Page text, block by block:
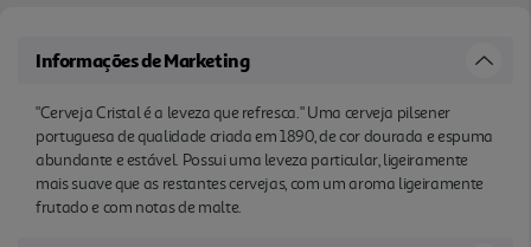
Informações de Marketing
"Cerveja Cristal é a leveza que refresca." Uma cerveja pilsener
portuguesa de qualidade criada em 1890, de cor dourada e espuma
abundante e estável. Possui uma leveza particular, ligeiramente
mais suave que as restantes cervejas, com um aroma ligeiramente
frutado e com notas de malte.